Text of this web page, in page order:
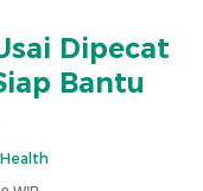
Dipecat
Bantu